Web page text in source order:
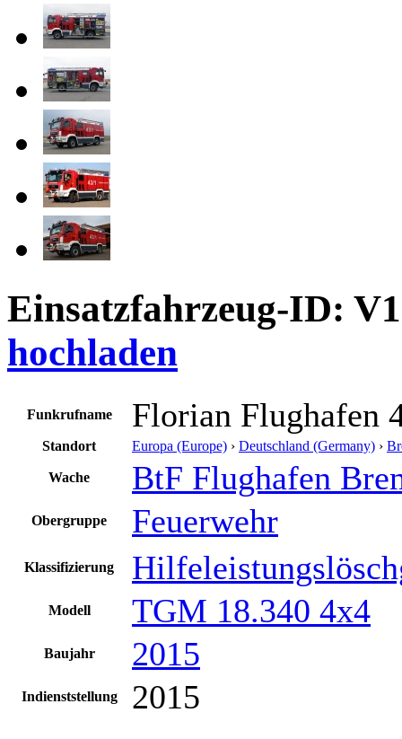
Einsatzfahrzeug-ID:
hochladen
Funkrufname Florian Flughafen
Standort Europa (Europe) › Deutschland (Germany) ›
Wache BtF Flughafen
Obergruppe Feuerwehr
Klassifizierung
Modell TGM 18.340 4x4
Baujahr 2015
Indienststellung
2015